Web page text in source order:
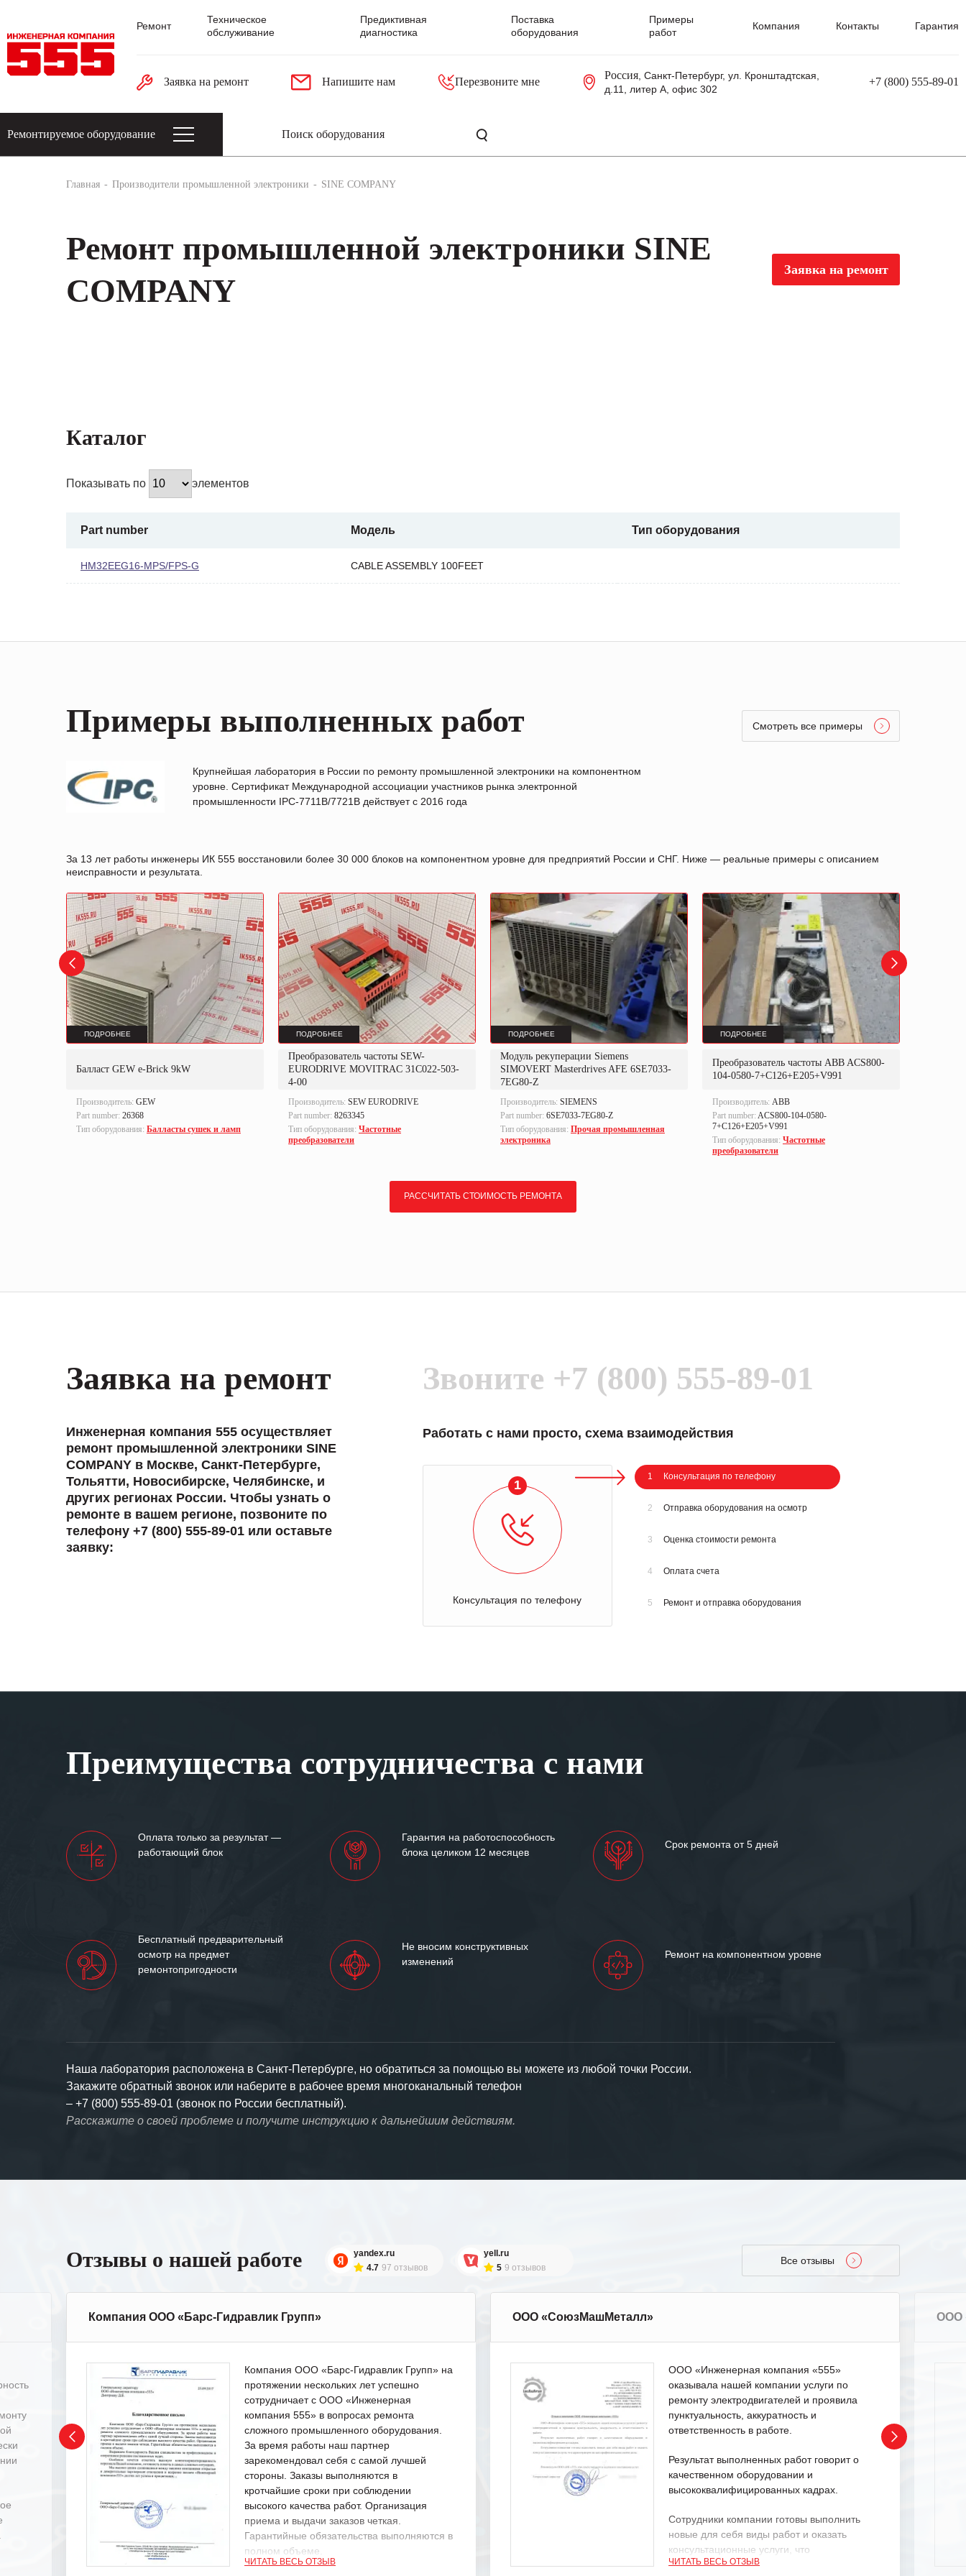
Ремонт
Техническое
обслуживание
Предиктивная
диагностика
Поставка
оборудования
Примеры
работ
Компания Контакты Гарантия
Заявка на ремонт Напишите нам Перезвоните мне
Россия, Санкт-Петербург, ул. Кронштадтская,
д.11, литер А, офис 302
+7 (800) 555-89-01
Ремонтируемое оборудование
Главная Производители промышленной электроники SINE COMPANY
Ремонт промышленной электроники SINE
COMPANY
Заявка на ремонт
Каталог
Показывать по элементов
Part number Модель Тип оборудования
HM32EEG16-MPS/FPS-G CABLE ASSEMBLY 100FEET
Примеры выполненных работ
Крупнейшая лаборатория в России по ремонту промышленной электроники на компонентном
уровне. Сертификат Международной ассоциации участников рынка электронной
промышленности IPC-7711B/7721B действует с 2016 года
Смотреть все примеры
За 13 лет работы инженеры ИК 555 восстановили более 30 000 блоков на компонентном уровне для предприятий России и СНГ. Ниже — реальные примеры с описанием
неисправности и результата.
ПОДРОБНЕЕ
Балласт GEW e-Brick 9kW
Производитель: GEW
Part number: 26368
Тип оборудования: Балласты сушек и ламп
ПОДРОБНЕЕ
Преобразователь частоты SEW-
EURODRIVE MOVITRAC 31C022-503-
4-00
Производитель: SEW EURODRIVE
Part number: 8263345
Тип оборудования: Частотные
преобразователи
ПОДРОБНЕЕ
Модуль рекуперации Siemens
SIMOVERT Masterdrives AFE 6SE7033-
7EG80-Z
Производитель: SIEMENS
Part number: 6SE7033-7EG80-Z
Тип оборудования: Прочая промышленная
электроника
ПОДРОБНЕЕ
Преобразователь частоты ABB ACS800-
104-0580-7+C126+E205+V991
Производитель: ABB
Part number: ACS800-104-0580-
7+C126+E205+V991
Тип оборудования: Частотные
преобразователи
РАССЧИТАТЬ СТОИМОСТЬ РЕМОНТА
Заявка на ремонт
Инженерная компания 555 осуществляет
ремонт промышленной электроники SINE
COMPANY в Москве, Санкт-Петербурге,
Тольятти, Новосибирске, Челябинске, и
других регионах России. Чтобы узнать о
ремонте в вашем регионе, позвоните по
телефону +7 (800) 555-89-01 или оставьте
заявку:
Звоните +7 (800) 555-89-01
Работать с нами просто, схема взаимодействия
1
Консультация по телефону
1 Консультация по телефону
2 Отправка оборудования на осмотр
3 Оценка стоимости ремонта
4 Оплата счета
5 Ремонт и отправка оборудования
Преимущества сотрудничества с нами
Оплата только за результат —
работающий блок
Гарантия на работоспособность
блока целиком 12 месяцев
Срок ремонта от 5 дней
Бесплатный предварительный
осмотр на предмет
ремонтопригодности
Не вносим конструктивных
изменений
Ремонт на компонентном уровне
Наша лаборатория расположена в Санкт-Петербурге, но обратиться за помощью вы можете из любой точки России.
Закажите обратный звонок или наберите в рабочее время многоканальный телефон
– +7 (800) 555-89-01 (звонок по России бесплатный).
Расскажите о своей проблеме и получите инструкцию к дальнейшим действиям.
Отзывы о нашей работе
yandex.ru
4.7 97 отзывов
yell.ru
5 9 отзывов
Все отзывы
Компания ООО «Барс-Гидравлик Групп»
Компания ООО «Барс-Гидравлик Групп» на
протяжении нескольких лет успешно
сотрудничает с ООО «Инженерная
компания 555» в вопросах ремонта
сложного промышленного оборудования.
За время работы наш партнер
зарекомендовал себя с самой лучшей
стороны. Заказы выполняются в
кротчайшие сроки при соблюдении
высокого качества работ. Организация
приема и выдачи заказов четкая.
Гарантийные обязательства выполняются в
полном объеме.
ЧИТАТЬ ВЕСЬ ОТЗЫВ
ООО «СоюзМашМеталл»
ООО «Инженерная компания «555»
оказывала нашей компании услуги по
ремонту электродвигателей и проявила
пунктуальность, аккуратность и
ответственность в работе.
Результат выполненных работ говорит о
качественном оборудовании и
высококвалифицированных кадрах.
Сотрудники компании готовы выполнить
новые для себя виды работ и оказать
консультационные услуги, что
характеризует их как профессионалов
ЧИТАТЬ ВЕСЬ ОТЗЫВ
ООО